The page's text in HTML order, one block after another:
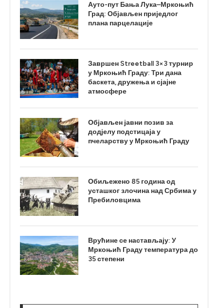
Ауто-пут Бања Лука–Мркоњић
Град: Објављен приједлог
плана парцелације
Завршен Streetball 3×3 турнир
у Мркоњић Граду: Три дана
баскета, дружења и сјајне
атмосфере
Објављен јавни позив за
додјелу подстицаја у
пчеларству у Мркоњић Граду
Обиљежено 85 година од
усташког злочина над Србима у
Пребиловцима
Врућине се настављају: У
Мркоњић Граду температура до
35 степени